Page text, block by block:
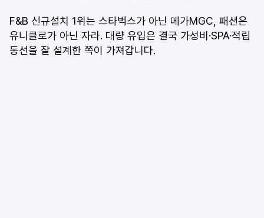
F&B 신규설치 1위는 스타벅스가 아닌 메가MGC, 패션은
유니클로가 아닌 자라. 대량 유입은 결국 가성비·SPA·적립
동선을 잘 설계한 쪽이 가져갑니다.